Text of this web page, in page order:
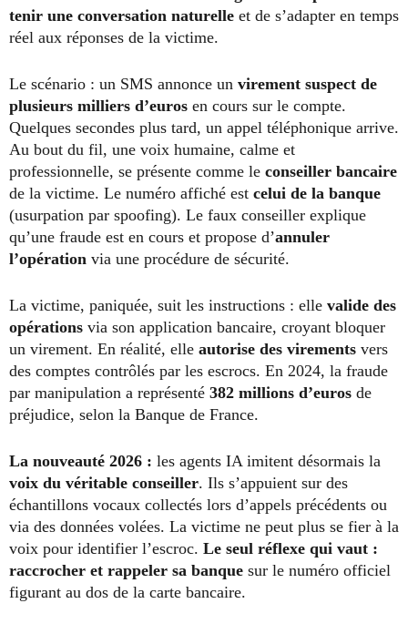
tenir une conversation naturelle et de s’adapter en temps
réel aux réponses de la victime.
Le scénario : un SMS annonce un virement suspect de
plusieurs milliers d’euros en cours sur le compte.
Quelques secondes plus tard, un appel téléphonique arrive.
Au bout du fil, une voix humaine, calme et
professionnelle, se présente comme le conseiller bancaire
de la victime. Le numéro affiché est celui de la banque
(usurpation par spoofing). Le faux conseiller explique
qu’une fraude est en cours et propose d’annuler
l’opération via une procédure de sécurité.
La victime, paniquée, suit les instructions : elle valide des
opérations via son application bancaire, croyant bloquer
un virement. En réalité, elle autorise des virements vers
des comptes contrôlés par les escrocs. En 2024, la fraude
par manipulation a représenté 382 millions d’euros de
préjudice, selon la Banque de France.
La nouveauté 2026 : les agents IA imitent désormais la
voix du véritable conseiller. Ils s’appuient sur des
échantillons vocaux collectés lors d’appels précédents ou
via des données volées. La victime ne peut plus se fier à la
voix pour identifier l’escroc. Le seul réflexe qui vaut :
raccrocher et rappeler sa banque sur le numéro officiel
figurant au dos de la carte bancaire.